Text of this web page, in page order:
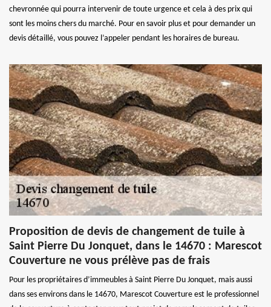
chevronnée qui pourra intervenir de toute urgence et cela à des prix qui
sont les moins chers du marché. Pour en savoir plus et pour demander un
devis détaillé, vous pouvez l’appeler pendant les horaires de bureau.
Proposition de devis de changement de tuile à
Saint Pierre Du Jonquet, dans le 14670 : Marescot
Couverture ne vous prélève pas de frais
Pour les propriétaires d’immeubles à Saint Pierre Du Jonquet, mais aussi
dans ses environs dans le 14670, Marescot Couverture est le professionnel